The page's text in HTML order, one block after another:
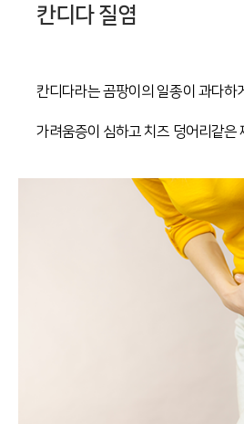
칸디다 질염
칸디다라는 곰팡이의 일종이 과다하
가려움증이 심하고 치즈 덩어리같은